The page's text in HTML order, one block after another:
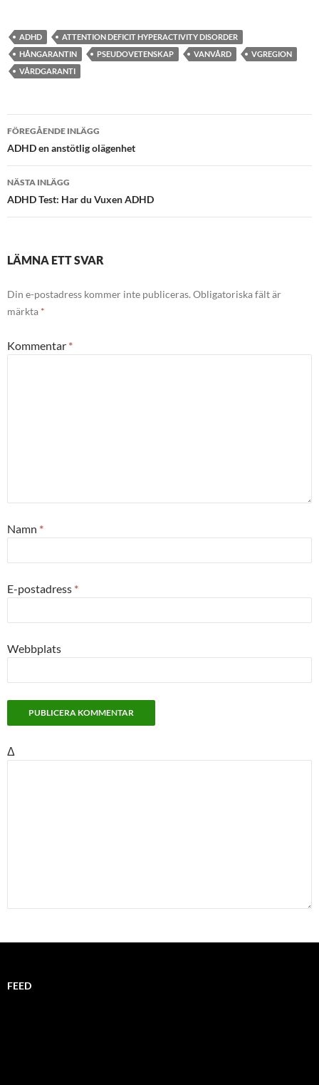
ADHD
ATTENTION DEFICIT HYPERACTIVITY DISORDER
HÅNGARANTIN
PSEUDOVETENSKAP VANVÅRD
VGREGION
VÅRDGARANTI
Inläggsnavigering
FÖREGÅENDE INLÄGG
ADHD en anstötlig olägenhet
NÄSTA INLÄGG
ADHD Test: Har du Vuxen ADHD
LÄMNA ETT SVAR
Din e-postadress kommer inte publiceras. Obligatoriska fält är
märkta *
Kommentar *
Namn *
E-postadress *
Webbplats
Δ
FEED